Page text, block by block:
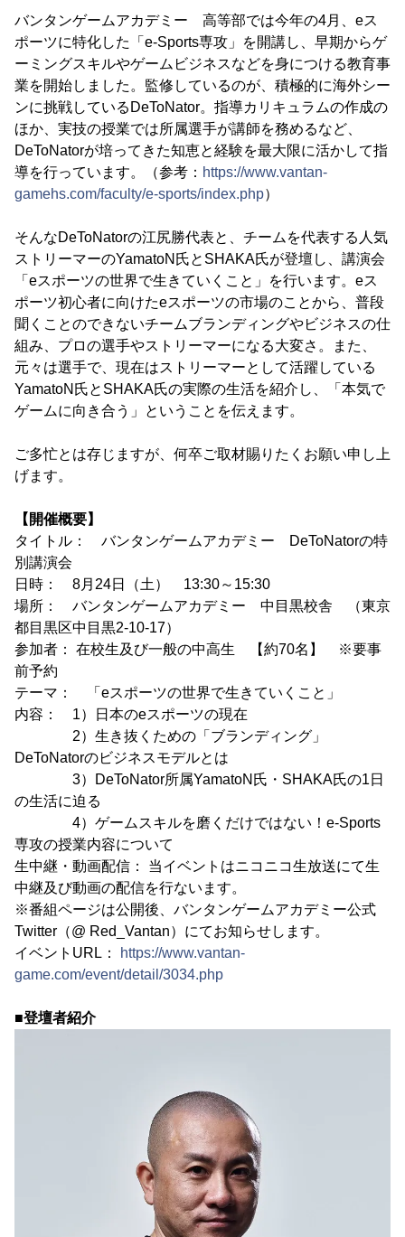
バンタンゲームアカデミー 高等部では今年の4月、eス
ポーツに特化した「e-Sports専攻」を開講し、早期からゲ
ーミングスキルやゲームビジネスなどを身につける教育事
業を開始しました。監修しているのが、積極的に海外シー
ンに挑戦しているDeToNator。指導カリキュラムの作成の
ほか、実技の授業では所属選手が講師を務めるなど、
DeToNatorが培ってきた知恵と経験を最大限に活かして指
導を行っています。（参考： https://www.vantan-
gamehs.com/faculty/e-sports/index.php）
そんなDeToNatorの江尻勝代表と、チームを代表する人気
ストリーマーのYamatoN氏とSHAKA氏が登壇し、講演会
「eスポーツの世界で生きていくこと」を行います。eス
ポーツ初心者に向けたeスポーツの市場のことから、普段
聞くことのできないチームブランディングやビジネスの仕
組み、プロの選手やストリーマーになる大変さ。また、
元々は選手で、現在はストリーマーとして活躍している
YamatoN氏とSHAKA氏の実際の生活を紹介し、「本気で
ゲームに向き合う」ということを伝えます。
ご多忙とは存じますが、何卒ご取材賜りたくお願い申し上
げます。
【開催概要】
タイトル： バンタンゲームアカデミー DeToNatorの特
別講演会
日時： 8月24日（土） 13:30～15:30
場所： バンタンゲームアカデミー 中目黒校舎 （東京
都目黒区中目黒2-10-17）
参加者： 在校生及び一般の中高生 【約70名】 ※要事
前予約
テーマ： 「eスポーツの世界で生きていくこと」
内容： 1）日本のeスポーツの現在
2）生き抜くための「ブランディング」
DeToNatorのビジネスモデルとは
3）DeToNator所属YamatoN氏・SHAKA氏の1日
の生活に迫る
4）ゲームスキルを磨くだけではない！e-Sports
専攻の授業内容について
生中継・動画配信： 当イベントはニコニコ生放送にて生
中継及び動画の配信を行ないます。
※番組ページは公開後、バンタンゲームアカデミー公式
Twitter（@ Red_Vantan）にてお知らせします。
イベントURL：
https://www.vantan-
game.com/event/detail/3034.php
■登壇者紹介